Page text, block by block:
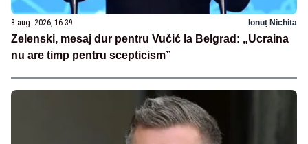
8 aug. 2026, 16:39 Ionuț Nichita
Zelenski, mesaj dur pentru Vučić la Belgrad: „Ucraina
nu are timp pentru scepticism”